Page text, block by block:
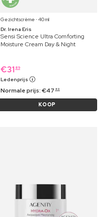
Gezichtscrème ⋅ 40 ml
Dr. Irena Eris
Sensi Science Ultra Comforting
Moisture Cream Day & Night
€31 89
Ledenprijs
Normale prijs:€47 49
KOOP